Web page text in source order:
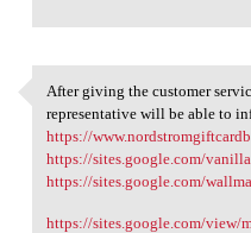
After giving the
After giving the customer
representative will be able to
https://
https://sites.google.com/
https://sites.google.com/
https://sites.google.com/view/